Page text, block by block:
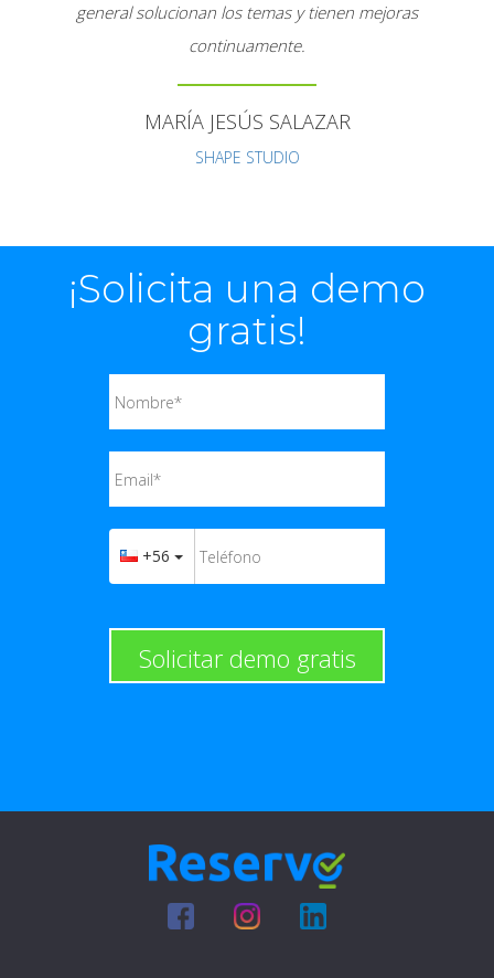
general solucionan los temas y tienen mejoras
continuamente.
MARÍA JESÚS SALAZAR
SHAPE STUDIO
¡Solicita una demo
gratis!
+56
Solicitar demo gratis